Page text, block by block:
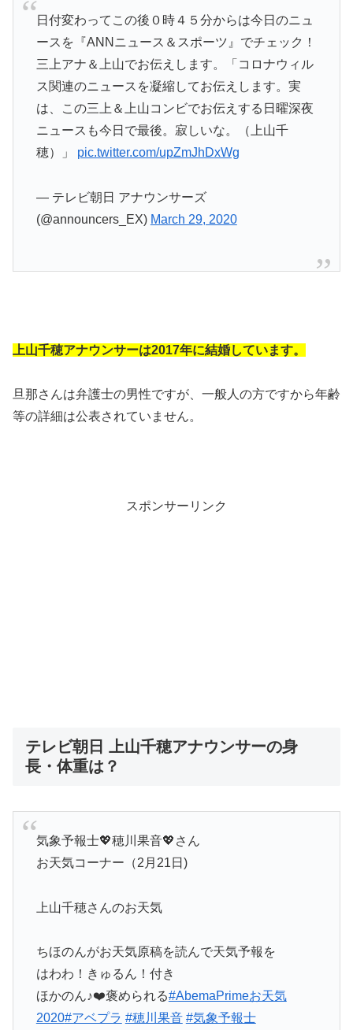
日付変わってこの後０時４５分からは今日のニュ
ースを『ANNニュース＆スポーツ』でチェック！
三上アナ＆上山でお伝えします。「コロナウィル
ス関連のニュースを凝縮してお伝えします。実
は、この三上＆上山コンビでお伝えする日曜深夜
ニュースも今日で最後。寂しいな。（上山千
穂）」 pic.twitter.com/upZmJhDxWg
— テレビ朝日 アナウンサーズ
(@announcers_EX) March 29, 2020
上山千穂アナウンサーは2017年に結婚しています。
旦那さんは弁護士の男性ですが、一般人の方ですから年齢
等の詳細は公表されていません。
スポンサーリンク
テレビ朝日 上山千穂アナウンサーの身
長・体重は？
気象予報士💖穂川果音💖さん
お天気コーナー（2月21日)
上山千穂さんのお天気
ちほのんがお天気原稿を読んで天気予報を
はわわ！きゅるん！付き
ほかのん♪❤️褒められる#AbemaPrimeお天気
2020#アベプラ #穂川果音 #気象予報士